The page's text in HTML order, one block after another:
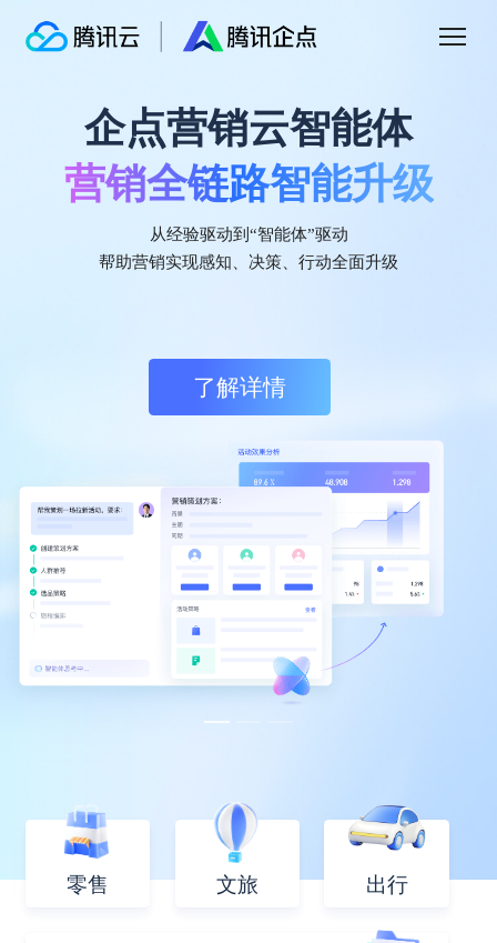
企点营销云智能体
营销全链路智能升级
从经验驱动到“智能体”驱动
帮助营销实现感知、决策、行动全面升级
了解详情
腾讯企点营销云
IDC认证中国客户数据平台市场份额第一
持续领跑中国CDP市场
腾讯企点营销云
智能驱动私域增长
基于腾讯社交生态连接公私域的，一体化、场
景化、智能化营销云，助力企业通过数智驱动
零售 文旅 出行